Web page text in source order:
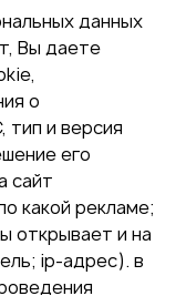
данных
Вы даете
о
и версия
его
сайт
какой рекламе;
открывает и на
ip-адрес). в